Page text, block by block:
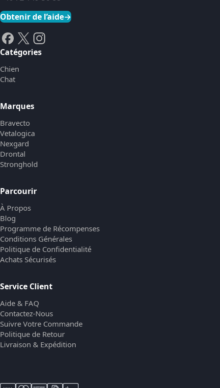
Obtenir de l’aide→
Catégories
Chien
Chat
Marques
Bravecto
Vetalogica
Nexgard
Drontal
Stronghold
Parcourir
À Propos
Blog
Programme de Récompenses
Conditions Générales
Politique de Confidentialité
Achats Sécurisés
Service Client
Aide & FAQ
Contactez-Nous
Suivre Votre Commande
Politique de Retour
Livraison & Expédition